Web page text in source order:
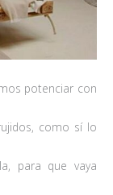
potenciar con
como sí lo
para que vaya